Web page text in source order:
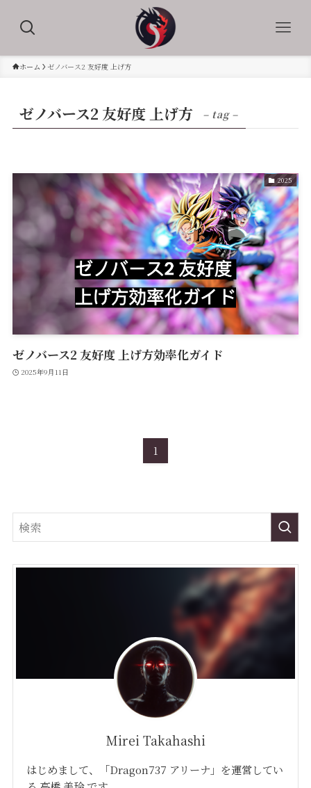
ホーム ゼノバース2 友好度 上げ方
ゼノバース2 友好度 上げ方 – tag –
2025
ゼノバース2 友好度 上げ方効率化ガイド
2025年9月11日
1
Mirei Takahashi
はじめまして、「Dragon737 アリーナ」を運営してい